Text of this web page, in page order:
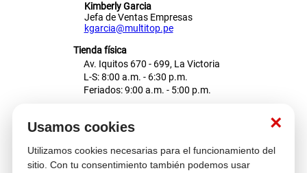
×
Usamos cookies
Utilizamos cookies necesarias para el funcionamiento del
sitio. Con tu consentimiento también podemos usar
Kimberly Garcia
Jefa de Ventas Empresas
kgarcia@multitop.pe
Tienda física
Av. Iquitos 670 - 699, La Victoria
L-S: 8:00 a.m. - 6:30 p.m.
Feriados: 9:00 a.m. - 5:00 p.m.
Atención al cliente